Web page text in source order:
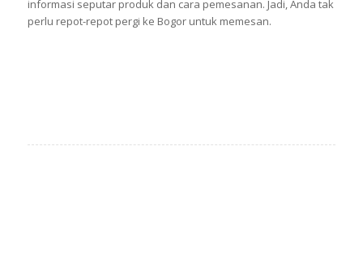
informasi seputar produk dan cara pemesanan. Jadi, Anda tak
perlu repot-repot pergi ke Bogor untuk memesan.